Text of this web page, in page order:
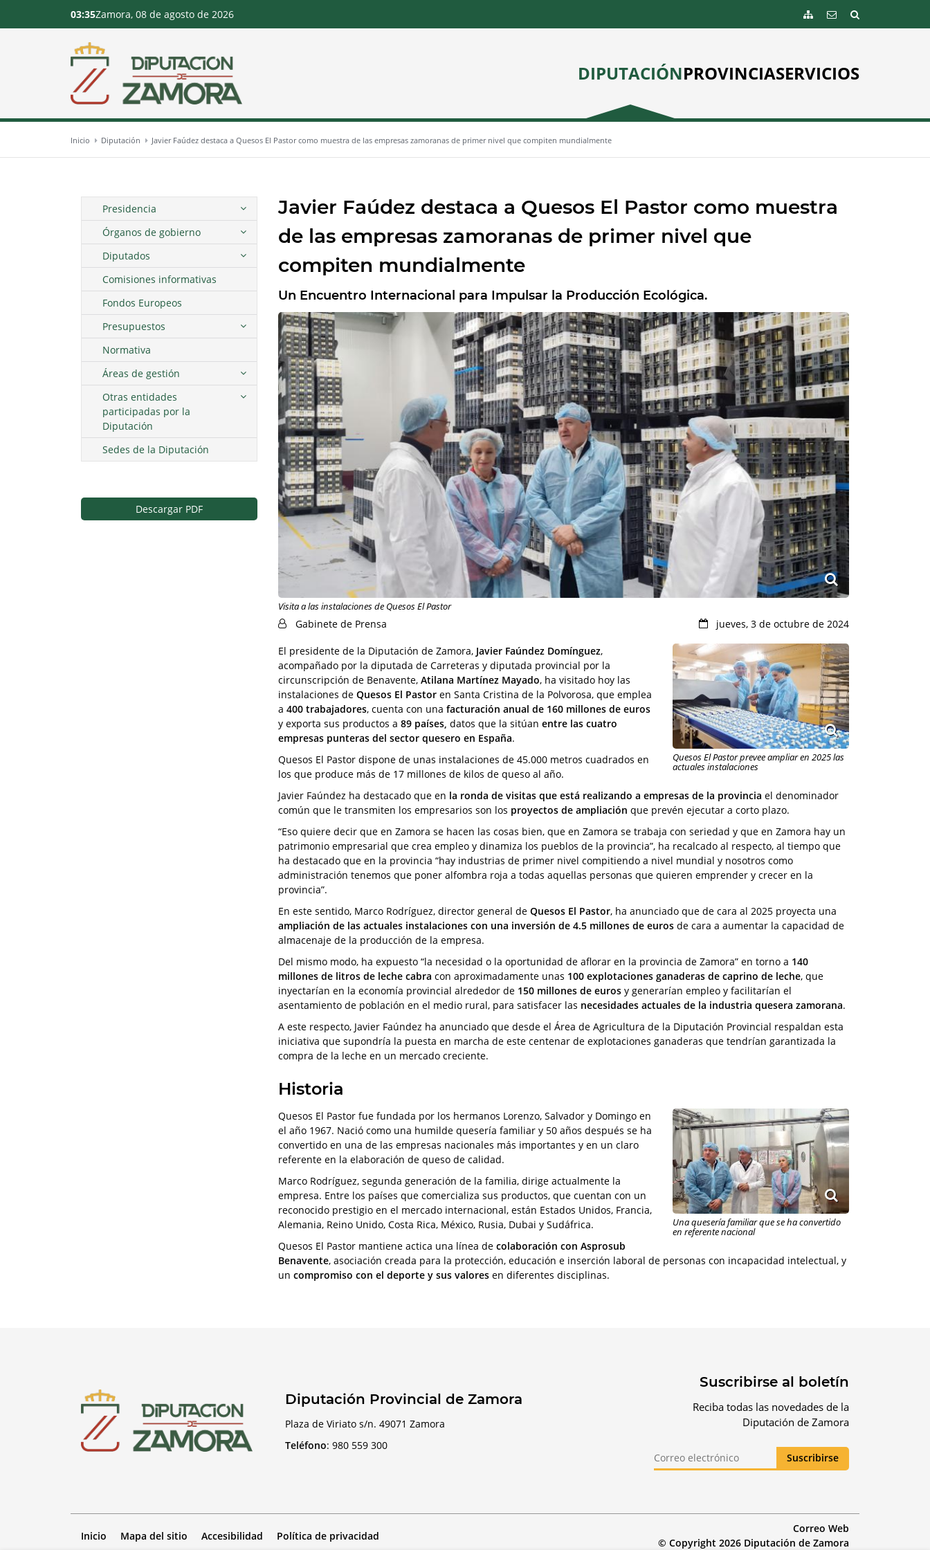
DIPUTACIÓNPROVINCIASERVICIOS
03:35Zamora, 08 de agosto de 2026
Inicio Diputación Javier Faúdez destaca a Quesos El Pastor como muestra de las empresas zamoranas de primer nivel que compiten mundialmente
Javier Faúdez destaca a Quesos El Pastor como muestra
de las empresas zamoranas de primer nivel que
compiten mundialmente
Un Encuentro Internacional para Impulsar la Producción Ecológica.
Visita a las instalaciones de Quesos El Pastor
jueves, 3 de octubre de 2024
Gabinete de Prensa
Quesos El Pastor prevee ampliar en 2025 las
actuales instalaciones
El presidente de la Diputación de Zamora, Javier Faúndez Domínguez,
acompañado por la diputada de Carreteras y diputada provincial por la
circunscripción de Benavente, Atilana Martínez Mayado, ha visitado hoy las
instalaciones de Quesos El Pastor en Santa Cristina de la Polvorosa, que emplea
a 400 trabajadores, cuenta con una facturación anual de 160 millones de euros
y exporta sus productos a 89 países, datos que la sitúan entre las cuatro
empresas punteras del sector quesero en España.
Quesos El Pastor dispone de unas instalaciones de 45.000 metros cuadrados en
los que produce más de 17 millones de kilos de queso al año.
Javier Faúndez ha destacado que en la ronda de visitas que está realizando a empresas de la provincia el denominador
común que le transmiten los empresarios son los proyectos de ampliación que prevén ejecutar a corto plazo.
“Eso quiere decir que en Zamora se hacen las cosas bien, que en Zamora se trabaja con seriedad y que en Zamora hay un
patrimonio empresarial que crea empleo y dinamiza los pueblos de la provincia”, ha recalcado al respecto, al tiempo que
ha destacado que en la provincia “hay industrias de primer nivel compitiendo a nivel mundial y nosotros como
administración tenemos que poner alfombra roja a todas aquellas personas que quieren emprender y crecer en la
provincia”.
En este sentido, Marco Rodríguez, director general de Quesos El Pastor, ha anunciado que de cara al 2025 proyecta una
ampliación de las actuales instalaciones con una inversión de 4.5 millones de euros de cara a aumentar la capacidad de
almacenaje de la producción de la empresa.
Del mismo modo, ha expuesto “la necesidad o la oportunidad de aflorar en la provincia de Zamora” en torno a 140
millones de litros de leche cabra con aproximadamente unas 100 explotaciones ganaderas de caprino de leche, que
inyectarían en la economía provincial alrededor de 150 millones de euros y generarían empleo y facilitarían el
asentamiento de población en el medio rural, para satisfacer las necesidades actuales de la industria quesera zamorana.
A este respecto, Javier Faúndez ha anunciado que desde el Área de Agricultura de la Diputación Provincial respaldan esta
iniciativa que supondría la puesta en marcha de este centenar de explotaciones ganaderas que tendrían garantizada la
compra de la leche en un mercado creciente.
Historia
Una quesería familiar que se ha convertido
en referente nacional
Quesos El Pastor fue fundada por los hermanos Lorenzo, Salvador y Domingo en
el año 1967. Nació como una humilde quesería familiar y 50 años después se ha
convertido en una de las empresas nacionales más importantes y en un claro
referente en la elaboración de queso de calidad.
Marco Rodríguez, segunda generación de la familia, dirige actualmente la
empresa. Entre los países que comercializa sus productos, que cuentan con un
reconocido prestigio en el mercado internacional, están Estados Unidos, Francia,
Alemania, Reino Unido, Costa Rica, México, Rusia, Dubai y Sudáfrica.
Quesos El Pastor mantiene actica una línea de colaboración con Asprosub
Benavente, asociación creada para la protección, educación e inserción laboral de personas con incapacidad intelectual, y
un compromiso con el deporte y sus valores en diferentes disciplinas.
Presidencia
Órganos de gobierno
Diputados
Comisiones informativas
Fondos Europeos
Presupuestos
Normativa
Áreas de gestión
Otras entidades
participadas por la
Diputación
Sedes de la Diputación
Descargar PDF
Diputación Provincial de Zamora
Plaza de Viriato s/n. 49071 Zamora
Teléfono: 980 559 300
Suscribirse al boletín
Reciba todas las novedades de la
Diputación de Zamora
Inicio Mapa del sitio Accesibilidad Política de privacidad
Correo Web
© Copyright 2026 Diputación de Zamora